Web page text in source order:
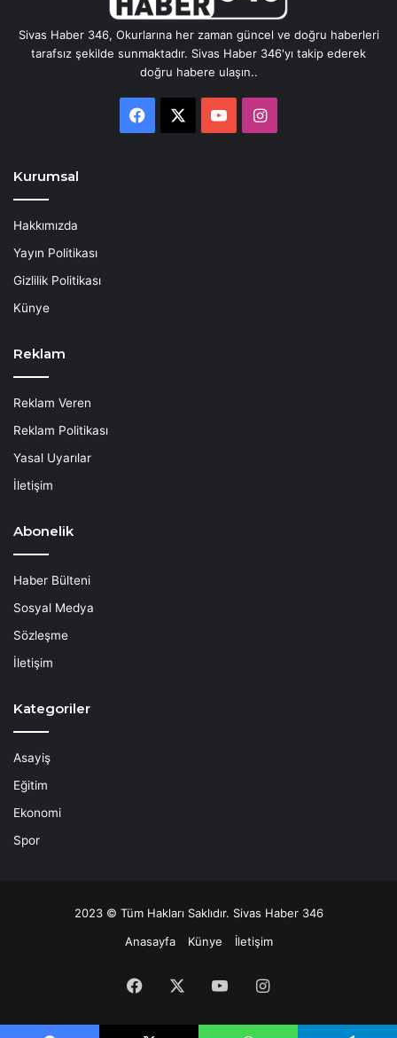
Sivas Haber 346, Okurlarına her zaman güncel ve doğru haberleri
tarafsız şekilde sunmaktadır. Sivas Haber 346'yı takip ederek
doğru habere ulaşın..
Facebook YouTubeInstagram
Kurumsal
Hakkımızda
Yayın Politikası
Gizlilik Politikası
Künye
Reklam
Reklam Veren
Reklam Politikası
Yasal Uyarılar
İletişim
Abonelik
Haber Bülteni
Sosyal Medya
Sözleşme
İletişim
Kategoriler
Asayiş
Eğitim
Ekonomi
Spor
2023 © Tüm Hakları Saklıdır. Sivas Haber 346
Anasayfa
Künye İletişim
Facebook YouTubeInstagram